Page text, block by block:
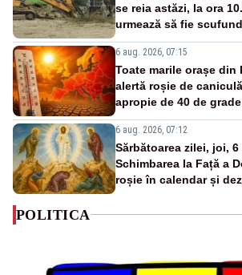
se reia astăzi, la ora
urmează să fie
6 aug. 2026, 07:15
Toate marile orașe din
alertă roșie de
apropie de 40 de grade
6 aug. 2026, 07:12
Sărbătoarea zilei, joi,
Schimbarea la Față a
roșie în calendar și
POLITICA